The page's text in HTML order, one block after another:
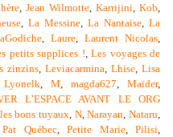
, Jean Wilmotte, Karrijini, Kob,
,La Messine,La Nantaise,La
, Laure, Laurent Nicolas,
petits supplices !, Les voyages de
zinzins, Leviacarmina, Lhise, Lisa
Lyonelk, M, magda627, Maïder,
L’ESPACE AVANT LE ORG
bons tuyaux, N,Narayan,Nataru,
Pat Québec,Petite Marie,Pilisi,